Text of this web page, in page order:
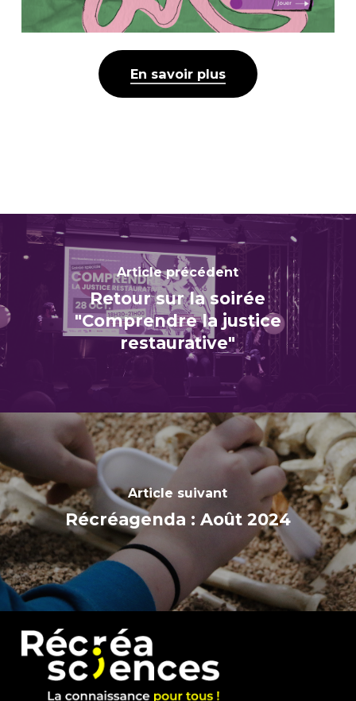
En savoir plus
Article précédent
Retour sur la soirée
"Comprendre la justice
restaurative"
Article suivant
Récréagenda : Août 2024